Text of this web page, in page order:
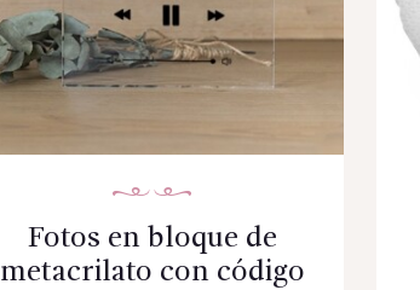
Fotos en bloque de
metacrilato con código